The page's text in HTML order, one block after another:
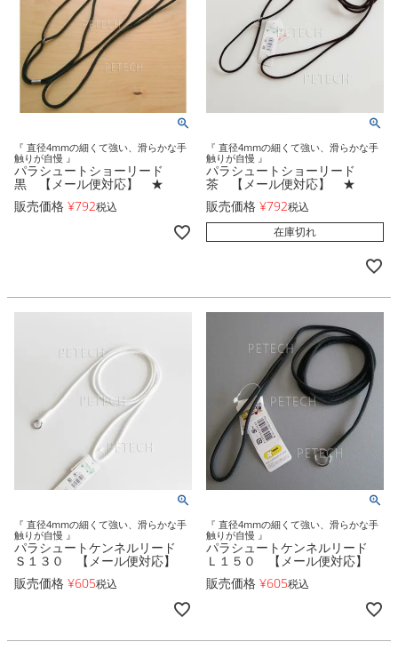
『 直径4mmの細くて強い、滑らかな手
触りが自慢 』
パラシュートショーリード
黒 【メール便対応】 ★
販売価格 ¥792税込
『 直径4mmの細くて強い、滑らかな手
触りが自慢 』
パラシュートショーリード
茶 【メール便対応】 ★
販売価格 ¥792税込
在庫切れ
『 直径4mmの細くて強い、滑らかな手
触りが自慢 』
パラシュートケンネルリード
Ｓ１３０ 【メール便対応】
販売価格 ¥605税込
『 直径4mmの細くて強い、滑らかな手
触りが自慢 』
パラシュートケンネルリード
Ｌ１５０ 【メール便対応】
販売価格 ¥605税込